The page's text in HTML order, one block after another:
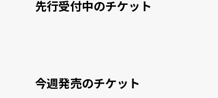
先行受付中のチケット
今週発売のチケット